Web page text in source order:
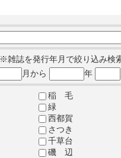
※雑誌を発行年月で絞り込み検
月から 年
稲 毛
緑
西都賀
さつき
千草台
磯 辺